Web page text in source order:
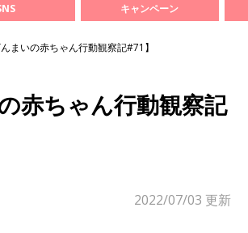
キャンペーン
まいの赤ちゃん行動観察記#71】
赤ちゃん行動観察記
2022/07/03 更新